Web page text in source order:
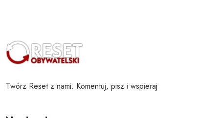
Twórz Reset z nami. Komentuj, pisz i wspieraj